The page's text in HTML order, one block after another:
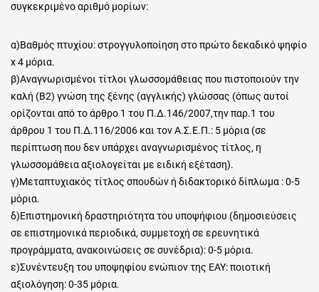
συγκεκριμένο αριθμό μορίων:
α)Βαθμός πτυχίου: στρογγυλοποίηση στο πρώτο δεκαδικό ψηφίο
x 4 μόρια.
β)Αναγνωρισμένοι τίτλοι γλωσσομάθειας που πιστοποιούν την
καλή (B2) γνώση της ξένης (αγγλικής) γλώσσας (όπως αυτοί
ορίζονται από το άρθρο 1 του Π.Δ.146/2007,την παρ.1 του
άρθρου 1 του Π.Δ.116/2006 και τον Α.Σ.Ε.Π.: 5 μόρια (σε
περίπτωση που δεν υπάρχει αναγνωρισμένος τίτλος, η
γλωσσομάθεια αξιολογείται με ειδική εξέταση).
γ)Μεταπτυχιακός τίτλος σπουδών ή διδακτορικό δίπλωμα : 0-5
μόρια.
δ)Επιστημονική δραστηριότητα του υποψήφιου (δημοσιεύσεις
σε επιστημονικά περιοδικά, συμμετοχή σε ερευνητικά
προγράμματα, ανακοινώσεις σε συνέδρια): 0-5 μόρια.
ε)Συνέντευξη του υποψηφίου ενώπιον της ΕΑΥ: ποιοτική
αξιολόγηση: 0-35 μόρια.